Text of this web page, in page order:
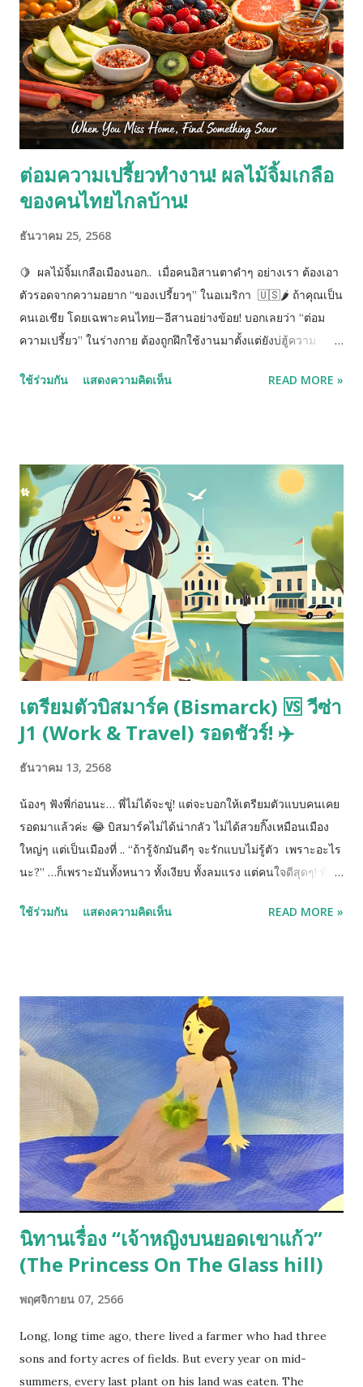
was one exception, and that was the king of the jungle- an
evil lion. The lion hunted around the forest at all times and
killed animals for food. ฮาวเอฟเวอร์, แธร์ วอส วัน เอ็กเซ็บชั่น,
แอนด์ แธท วอส เดอะ คิง ออฟ เดอะ จังเกิ้ล- อัน อีวิ้ว ไลออน. เดอะ
ไลออน ฮัน...
ต่อมความเปรี้ยวทำงาน! ผลไม้จิ้มเกลือ
ของคนไทยไกลบ้าน!
ธันวาคม 25, 2568
🍋 ผลไม้จิ้มเกลือเมืองนอก.. เมื่อคนอิสานตาดำๆ อย่างเรา ต้องเอา
ตัวรอดจากความอยาก “ของเปรี้ยวๆ” ในอเมริกา 🇺🇸🌶️ ถ้าคุณเป็น
คนเอเชีย โดยเฉพาะคนไทย—อีสานอย่างข้อย! บอกเลยว่า “ต่อม
ความเปรี้ยว” ในร่างกาย ต้องถูกฝึกใช้งานมาตั้งแต่ยังบ่ฮู้ความ
ตาเหลือก แต่ใจกะยังยิ้มได้อยู่เด้อจร้า 😆 เราโตมากับ.. ✅ มะม่วงดิบ
ลูกโต สีสวย ดูแพง แต่พอกัดเข้าไปคำแรกเท่านั้นแหละ… “หวาน”
“หวานอีกแล้ว” “หวานนนนน.. หวาน!” มะม่วงมีนะ …แต่เป็นมะม่วง
สุก❌ ฝรั่งก็มี …แต่หวานกรอบแบบไม่ต้องจิ้มอะไร❌ มะยม?…
ขอโทษค่ะ ไม่รู้จัก 😅 ชีวิตคนอิสานตาดำๆ อย่างข้อยจึงเริ่มภารกิจ
ใหม่ ตามหาผลไม้เปรี้ยว ตัดต่อมเปรี้ยวปาก! 🌶️ ผลไม้เมืองนอก 20
อย่าง ตัวแทนผลไม้เปรี้ยว จิ้มพริกเกลือแบบคนอิสานไกลบ้าน บาง
อย่างเปรี้ยวจริง บางอย่างเปรี้ยวปลอม แค่หาได้ในอเมริกา …
ถือว่า...
ใช้ร่วมกัน แสดงความคิดเห็น READ MORE »
เตรียมตัวบิสมาร์ค (Bismarck) 🆚 วีซ่า
J1 (Work & Travel) รอดชัวร์! ✈️
ธันวาคม 13, 2568
น้องๆ ฟังพี่ก่อนนะ… พี่ไม่ได้จะขู่! แต่จะบอกให้เตรียมตัวแบบคนเคย
รอดมาแล้วค่ะ 😂 บิสมาร์คไม่ได้น่ากลัว ไม่ได้สวยกิ๊งเหมือนเมือง
ใหญ่ๆ แต่เป็นเมืองที่ .. “ถ้ารู้จักมันดีๆ จะรักแบบไม่รู้ตัว เพราะอะไร
นะ?” …ก็เพราะมันทั้งหนาว ทั้งเงียบ ทั้งลมแรง แต่คนใจดีสุดๆ! พี่พูด
อาศัยเพื่อนลากไปทำงานทุกวัน 😅 แต่พออยู่เป็น! รู้ทาง! รู้เวลา! รู้วิธี
🤣 ✅ 📌 เหมาะกับ J1 / Work / Seasonal /ผู้มาเริ่มต้นชีวิตใหม่ 1.
เตรียมใจเรื่องอากาศก่อนอย่างแรก 🌨️ บิสมาร์ค (Bismarck) หนาว
จริง หนาวจัดแบบติดลบสองหลัก หิมะยาวหลายเดือน ลมแรงมาก
เดินแล้วน้ำตาไหลเป็นเรื่องปกติ 👉 มาถึงให้รีบซื้อเสื้อหนาวดีๆ ที่
ร้านในพื้นที่ เช่น Scheels, Kohl’s จะอุ่นกว่าเสื้อจากไทย (ร้าน
ของใช้มือสองของดีๆ ก็มีนะค่ะ) 📍 น้องๆ ฟังพี่ก่อน… บิสมาร์ค ไม่ได้
มีแต่โลกน้ำแข็งนะ! 😂 ?...
ใช้ร่วมกัน แสดงความคิดเห็น READ MORE »
นิทานเรื่อง “เจ้าหญิงบนยอดเขาแก้ว”
(The Princess On The Glass hill)
พฤศจิกายน 07, 2566
Long, long time ago, there lived a farmer who had three
sons and forty acres of fields. But every year on mid-
summers, every last plant on his land was eaten. The